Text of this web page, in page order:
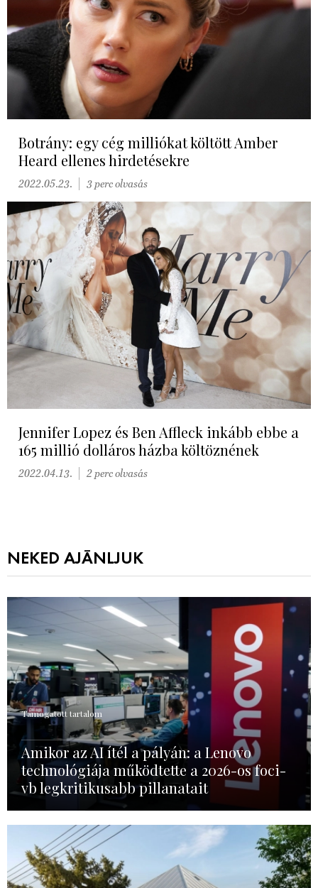
Botrány: egy cég milliókat költött Amber
Heard ellenes hirdetésekre
2022.05.23. 3 perc olvasás
Jennifer Lopez és Ben Affleck inkább ebbe a
165 millió dolláros házba költöznének
2022.04.13. 2 perc olvasás
NEKED AJÁNLJUK
Támogatott tartalom
Amikor az AI ítél a pályán: a Lenovo
technológiája működtette a 2026-os foci-
vb legkritikusabb pillanatait